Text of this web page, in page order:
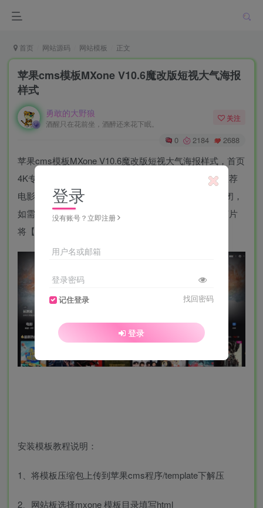
首页 网站源码 网站模板 正文
苹果cms模板MXone V10.6魔改版短视大气海报
样式
勇敢的大野狼
酒醒只在花前坐，酒醉还来花下眠。
关注
0 2184 2688
苹果cms模板MXone V10.6魔改版短视大气海报样式，首页
4K专区设置视频推荐4 ，首页最新热播的左侧额外的推荐
电影名称：视频推荐5，首页海报幻灯片样式，默认关闭，
如需开启，进入mxone后台—首页配置—首页大图幻灯片
将【显示】按钮打开视频推荐9。
安装模板教程说明：
1、将模板压缩包上传到苹果cms程序/template下解压
2、网站板选择mxone 模板目录填写html
登录
没有账号？立即注册
用户名或邮箱
登录密码
记住登录 找回密码
登录